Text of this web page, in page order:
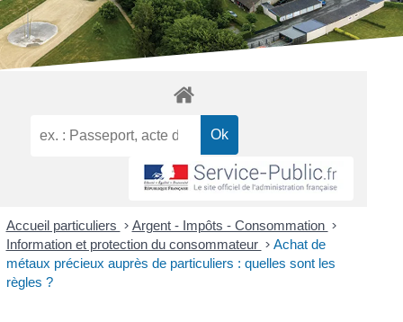
Accueil particuliers > Argent - Impôts - Consommation >
Information et protection du consommateur > Achat de
métaux précieux auprès de particuliers : quelles sont les
règles ?